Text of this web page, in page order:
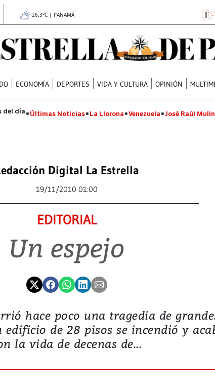
26.3°C | PANAMÁ
ECONOMÍA DEPORTES VIDA Y CULTURA OPINIÓN
Últimas Noticias La Llorona Venezuela José Raúl
Digital La Estrella
19/11/2010 01:00
EDITORIAL
Un espejo
hace poco una tragedia de
edificio de 28 pisos se incendió y
la vida de decenas de...